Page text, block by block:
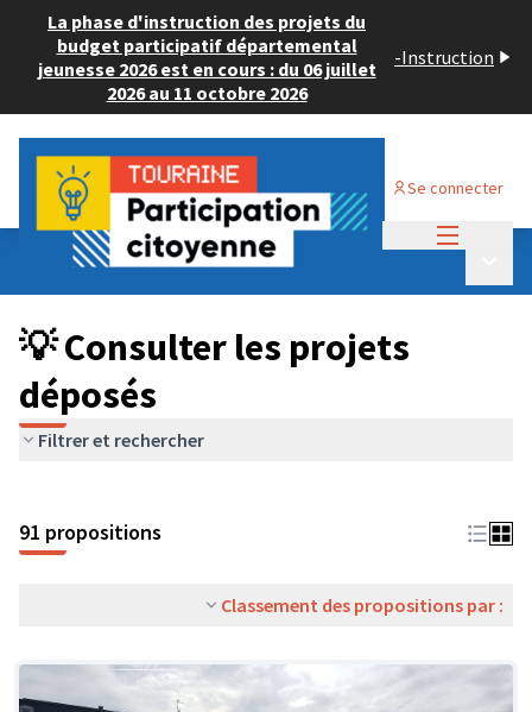
La phase d'instruction des projets du
budget participatif départemental
jeunesse 2026 est en cours : du 06 juillet
2026 au 11 octobre 2026
-Instruction
Se connecter
Budget Participatif JEUNESSE 2024
💡 Consulter les projets déposés
💡 Consulter les projets
déposés
Filtrer et rechercher
91 propositions
Classement des propositions par :